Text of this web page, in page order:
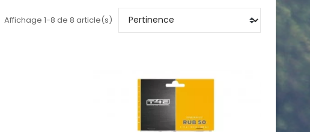
Affichage 1-8 de 8 article(s)